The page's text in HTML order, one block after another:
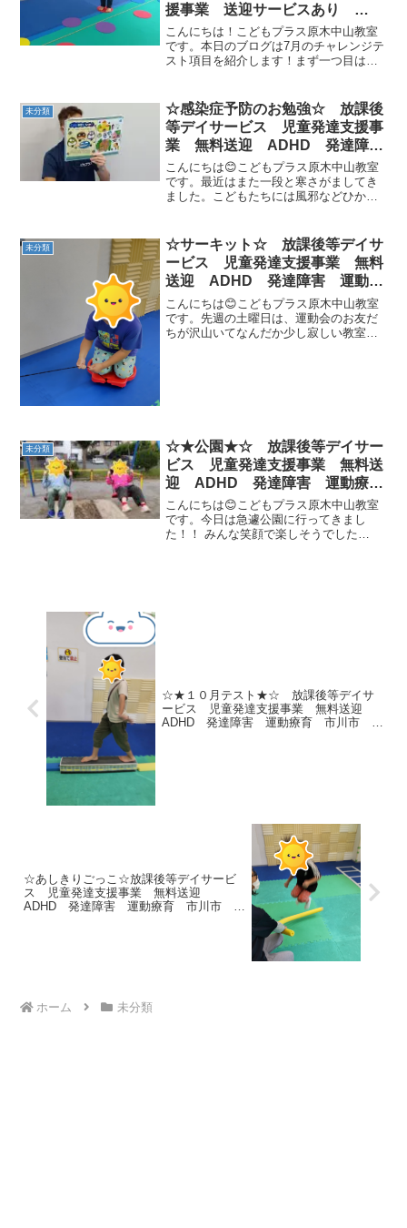
援事業 送迎サービスあり
ADHD 発達障害 運動療育 市
川市 船橋市
こんにちは！こどもプラス原木中山教室
です。本日のブログは7月のチャレンジテ
スト項目を紹介します！まず一つ目は
ジャンプしていきます！この運動では体
幹力・空間認知力・リズム...
未分類
☆感染症予防のお勉強☆ 放課後
等デイサービス 児童発達支援事
業 無料送迎 ADHD 発達障
害 運動療育 市川市 船橋市
こんにちは😊こどもプラス原木中山教室
です。最近はまた一段と寒さがましてき
ました。こどもたちには風邪などひかず
勉強も行っています。感染症予防に関す
る紙芝居をみて、どうした...
未分類
☆サーキット☆ 放課後等デイサ
ービス 児童発達支援事業 無料
送迎 ADHD 発達障害 運動療
育 市川市 船橋市
こんにちは😊こどもプラス原木中山教室
です。先週の土曜日は、運動会のお友だ
ちが沢山いてなんだか少し寂しい教室の
未分類
☆★公園★☆ 放課後等デイサー
ビス 児童発達支援事業 無料送
迎 ADHD 発達障害 運動療
育 市川市 船橋市
こんにちは😊こどもプラス原木中山教室
です。今日は急遽公園に行ってきまし
た！！ みんな笑顔で楽しそうでした
☆★１０月テスト★☆ 放課後等デイサ
ービス 児童発達支援事業 無料送迎
ADHD 発達障害 運動療育 市川市 船
☆あしきりごっこ☆放課後等デイサービ
ス 児童発達支援事業 無料送迎
ADHD 発達障害 運動療育 市川市 船
ホーム 未分類